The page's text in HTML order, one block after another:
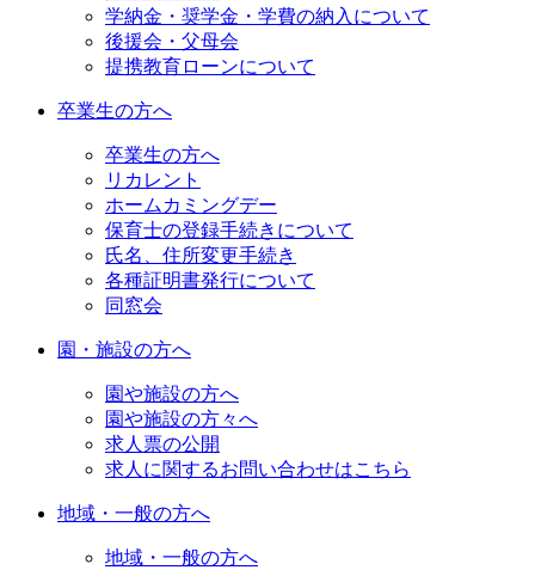
学納金・奨学金・学費の納入について
後援会・父母会
提携教育ローンについて
卒業生の方へ
卒業生の方へ
リカレント
ホームカミングデー
保育士の登録手続きについて
氏名、住所変更手続き
各種証明書発行について
同窓会
園・施設の方へ
園や施設の方へ
園や施設の方々へ
求人票の公開
求人に関するお問い合わせはこちら
地域・一般の方へ
地域・一般の方へ